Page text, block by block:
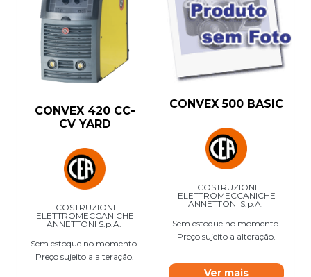
CONVEX 420 CC-
CV YARD
COSTRUZIONI
ELETTROMECCANICHE
ANNETTONI S.p.A.
Sem estoque no momento.
Preço sujeito a alteração.
CONVEX 500 BASIC
COSTRUZIONI
ELETTROMECCANICHE
ANNETTONI S.p.A.
Sem estoque no momento.
Preço sujeito a alteração.
Ver mais